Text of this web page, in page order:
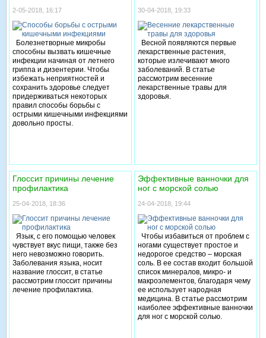
2-05-2018, 16:17
Болезнетворные микробы
способны вызвать кишечные
инфекции начиная от летнего
гриппа и дизентерии. Чтобы
избежать неприятностей и
сохранить здоровье следует
придерживаться некоторых
правил способы борьбы с
острыми кишечными инфекциями
довольно просты.
30-04-2018, 19:33
Весной появляются первые
лекарственные растения,
которые излечивают много
заболеваний. В статье
рассмотрим весенние
лекарственные травы для
здоровья.
Глоссит причины лечение
профилактика
25-04-2018, 18:36
Язык, с его помощью человек
чувствует вкус пищи, также без
него невозможно говорить.
Заболевания языка, носит
название глоссит, в статье
рассмотрим глоссит причины
лечение профилактика.
Эффективные ванночки для
ног с морской солью
24-04-2018, 19:44
Чтобы избавиться от проблем с
ногами существует простое и
недорогое средство – морская
соль. В ее состав входит большой
список минералов, микро- и
макроэлементов, благодаря чему
ее использует народная
медицина. В статье рассмотрим
наиболее эффективные ванночки
для ног с морской солью.